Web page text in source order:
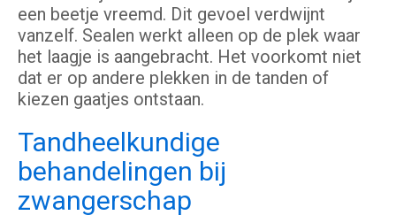
een beetje vreemd. Dit gevoel verdwijnt
vanzelf. Sealen werkt alleen op de plek waar
het laagje is aangebracht. Het voorkomt niet
dat er op andere plekken in de tanden of
kiezen gaatjes ontstaan.
Tandheelkundige
behandelingen bij
zwangerschap